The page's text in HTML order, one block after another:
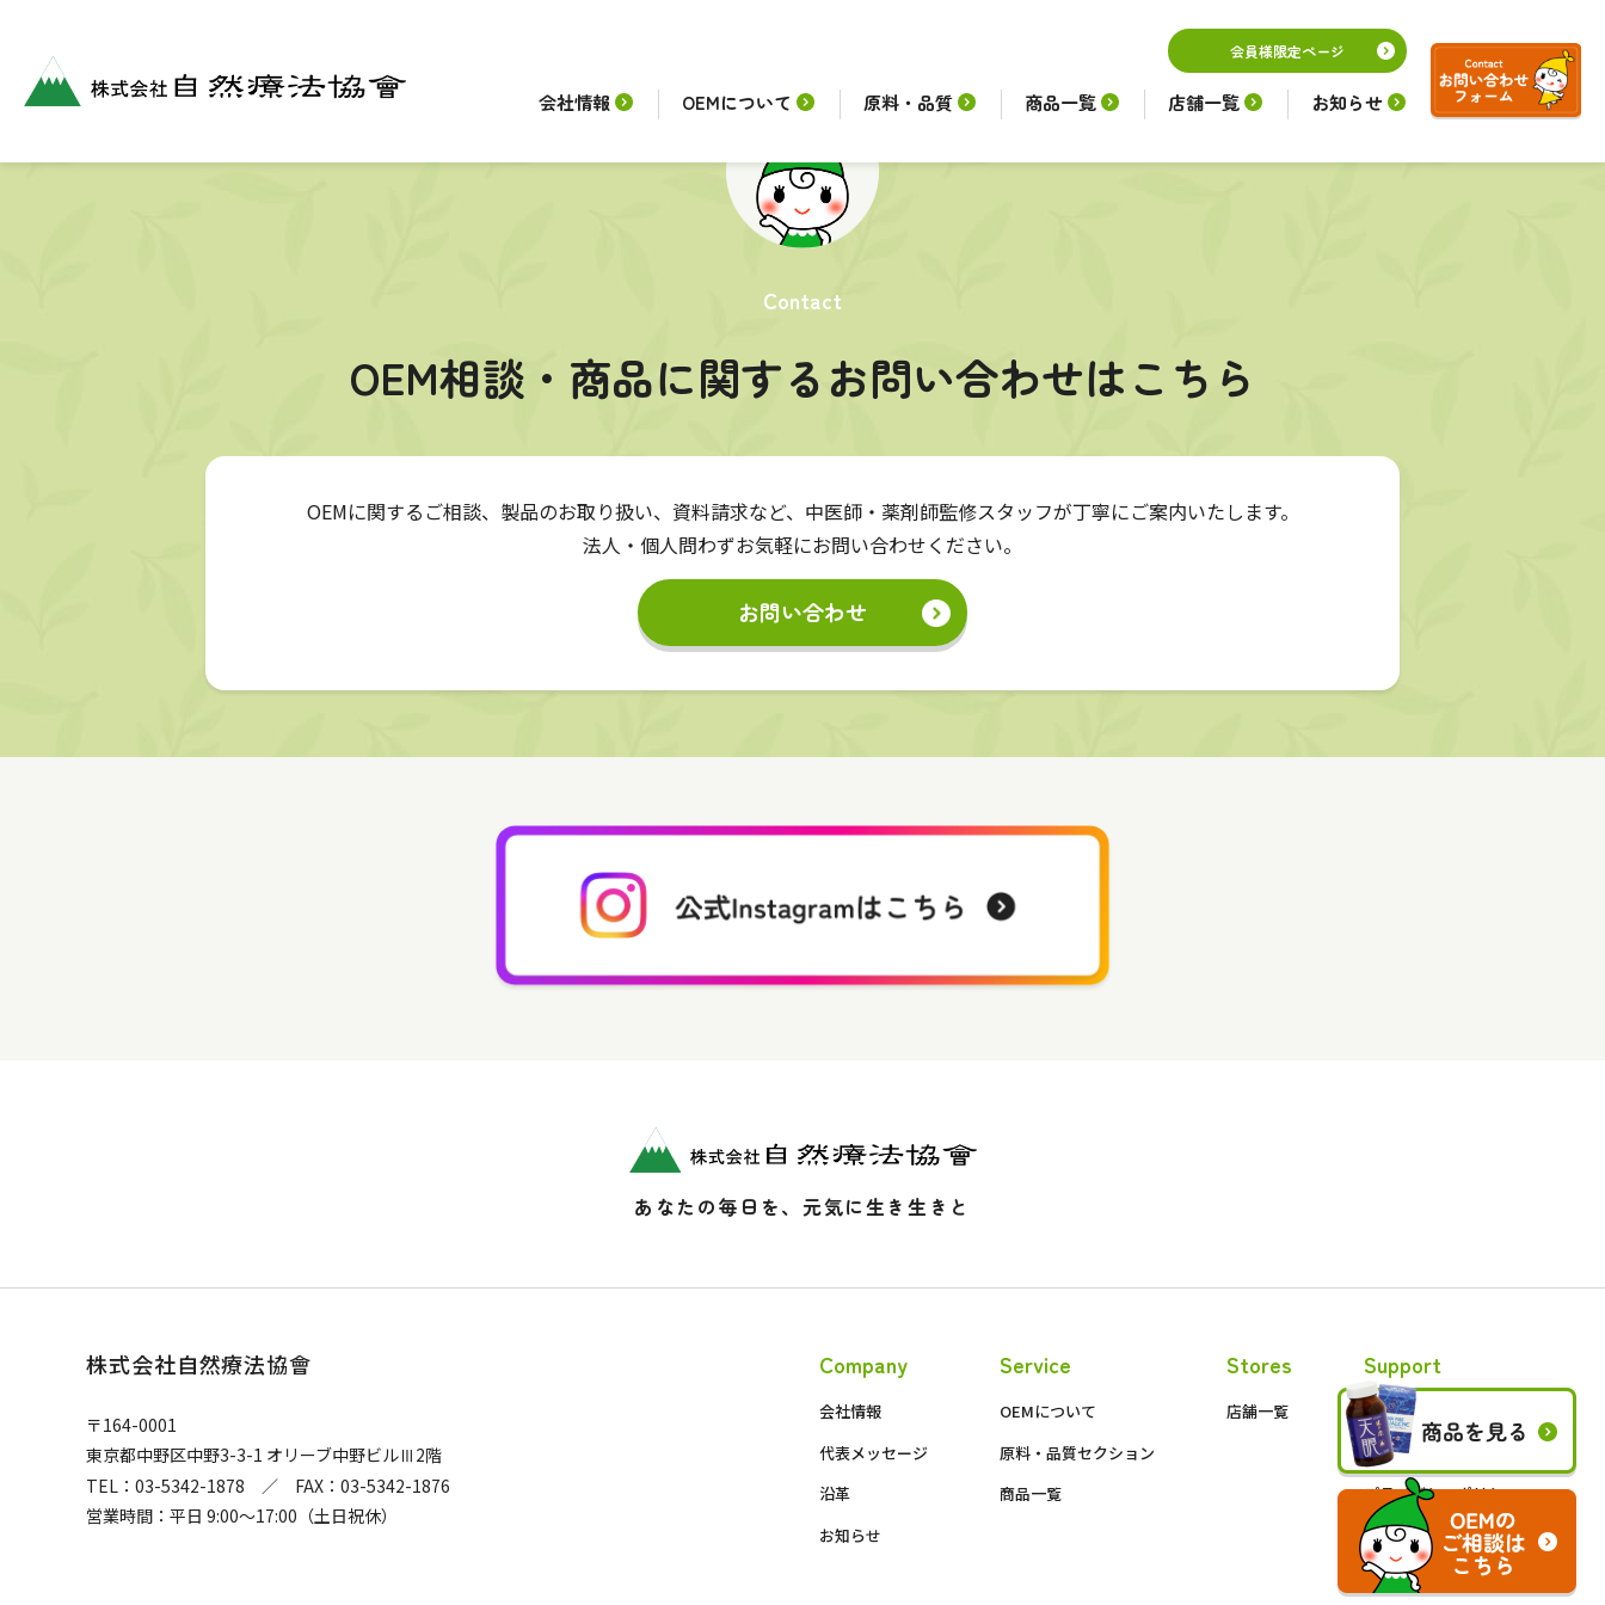
会社情報 OEMについて 原料・品質 商品一覧 店舗一覧 お知らせ
会員様限定ページ
Contact
OEM相談・商品に関するお問い合わせはこちら
OEMに関するご相談、製品のお取り扱い、資料請求など、中医師・薬剤師監修スタッフが丁寧にご案内いたします。
法人・個人問わずお気軽にお問い合わせください。
お問い合わせ
あなたの毎日を、元気に生き生きと
Company
会社情報
代表メッセージ
沿革
お知らせ
Service
OEMについて
原料・品質セクション
商品一覧
Stores
店舗一覧
Support
お問い合わせ
会員限定ページ
プライバシーポリシー
株式会社自然療法協會
〒164-0001
東京都中野区中野3-3-1 オリーブ中野ビル
2階
TEL：03-5342-1878 ／ FAX：03-5342-1876
営業時間：平日 9:00〜17:00（土日祝休）